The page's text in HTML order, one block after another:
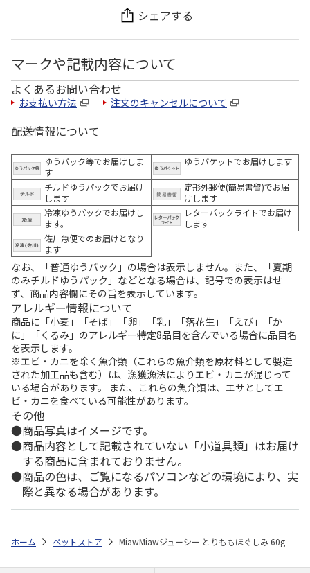
シェアする
マークや記載内容について
よくあるお問い合わせ
お支払い方法 注文のキャンセルについて
配送情報について
ゆうパック等でお届けしま
す
ゆうパケットでお届けします
チルドゆうパックでお届け
します
定形外郵便(簡易書留)でお届
けします
冷凍ゆうパックでお届けし
ます。
レターパックライトでお届け
します
佐川急便でのお届けとなり
ます
なお、「普通ゆうパック」の場合は表示しません。また、「夏期
のみチルドゆうパック」などとなる場合は、記号での表示はせ
ず、商品内容欄にその旨を表示しています。
アレルギー情報について
商品に「小麦」「そば」「卵」「乳」「落花生」「えび」「か
に」「くるみ」のアレルギー特定8品目を含んでいる場合に品目名
を表示します。
※エビ・カニを除く魚介類（これらの魚介類を原材料として製造
された加工品も含む）は、漁獲漁法によりエビ・カニが混じって
いる場合があります。 また、これらの魚介類は、エサとしてエ
ビ・カニを食べている可能性があります。
その他
商品写真はイメージです。
商品内容として記載されていない「小道具類」はお届け
する商品に含まれておりません。
商品の色は、ご覧になるパソコンなどの環境により、実
際と異なる場合があります。
ホーム ペットストア MiawMiawジューシー とりももほぐしみ 60g